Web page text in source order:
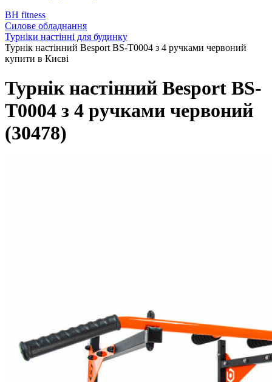
BH fitness
Силове обладнання
Турніки настінні для будинку
Турнік настінний Besport BS-T0004 з 4 ручками червоний
купити в Києві
Турнік настінний Besport BS-
T0004 з 4 ручками червоний
(30478)